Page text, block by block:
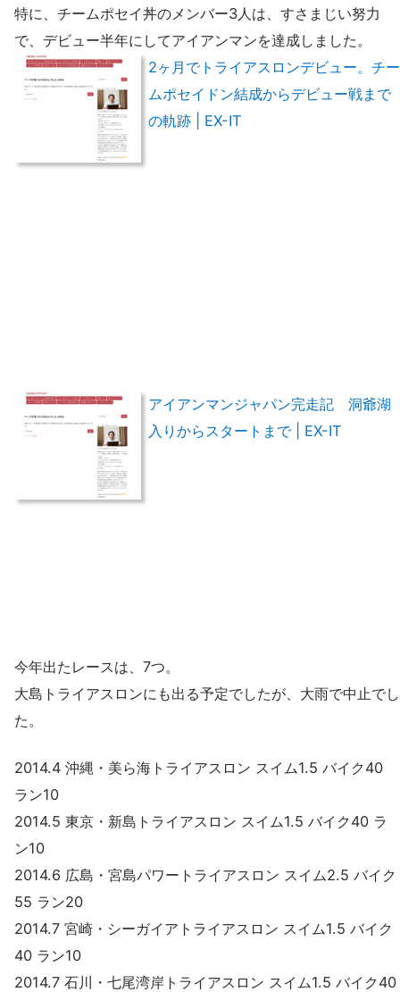
特に、チームポセイ丼のメンバー3人は、すさまじい努力
で、デビュー半年にしてアイアンマンを達成しました。
2ヶ月でトライアスロンデビュー。チー
ムポセイドン結成からデビュー戦まで
の軌跡 | EX-IT
アイアンマンジャパン完走記 洞爺湖
入りからスタートまで | EX-IT
今年出たレースは、7つ。
大島トライアスロンにも出る予定でしたが、大雨で中止でし
た。
2014.4 沖縄・美ら海トライアスロン スイム1.5 バイク40
ラン10
2014.5 東京・新島トライアスロン スイム1.5 バイク40 ラ
ン10
2014.6 広島・宮島パワートライアスロン スイム2.5 バイク
55 ラン20
2014.7 宮崎・シーガイアトライアスロン スイム1.5 バイク
40 ラン10
2014.7 石川・七尾湾岸トライアスロン スイム1.5 バイク40